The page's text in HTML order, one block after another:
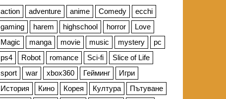
action adventure anime Comedy
ecchi
gaming
harem highschool horror
Love
Magic
manga movie music mystery
pc
ps4
Robot romance Sci-fi
Slice of Life
sport
war xbox360 Гейминг
Игри
История
Кино Корея Култура
Пътуване